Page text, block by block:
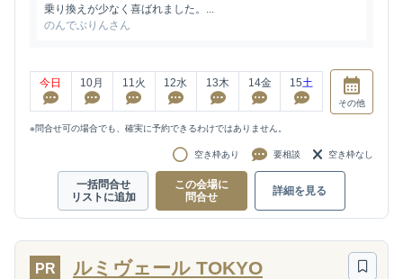
乗り換えが少なく喜ばれました。...
のんでぶりんさん
今日 10月 11火 12水 13木 14金 15土
その他
※問合せ可の場合でも、確実に予約できるわけではありません。
空き枠あり 要相談 空き枠なし
一括問合せ
リストに追加
この会場に
問合せ
詳細を見る
PR ルミヴェール TOKYO